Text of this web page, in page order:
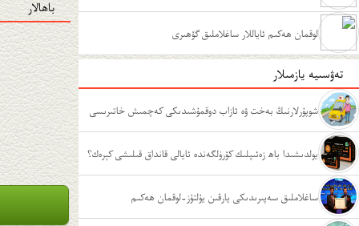
لوقمان ھەكىم ئاياللار ساغلاملىق گۆھىرى
تەۋسىيە يازمىلار
شوپۇرلارنىڭ بەخت ۋە ئازاب دوقمۇشىدىكى كەچمىش خاتىرىسى
يولدىشىدا باھ زەئىپلىك كۆرۈلگەندە ئايالى قانداق قىلىشى كېرەك؟
ساغلاملىق سەپىرىدىكى يارقىن يۇلتۇز-لوقمان ھەكىم
باھالار